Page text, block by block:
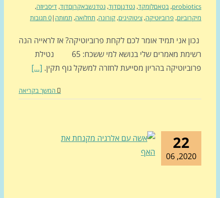
,בטאםלןמקד,גטדנןםדןד,גטדנשבאקרןםדןד,דיסביוזה,
,פרוביוטיקה,ציטוקינים ,קורונה,תחלואה,תמותה|0 תגובות
אני תמיד אומר לכם לקחת פרוביוטיקה? אז לראייה הנה
רשימת מאמרים שלי בנושא למי ששכח: 65 נטילת
בהריון מסייעת לחזרה למשקל גוף תקין.[...]
המשך בקריאה